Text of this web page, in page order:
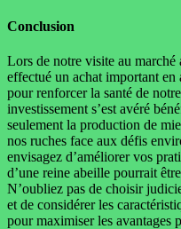
Conclusion
Lors de notre visite au marché
effectué un achat important en
pour renforcer la santé de
investissement s’est avéré
seulement la production de
nos ruches face aux défis
envisagez d’améliorer vos
d’une reine abeille pourrait
N’oubliez pas de choisir
et de considérer les
pour maximiser les avantages